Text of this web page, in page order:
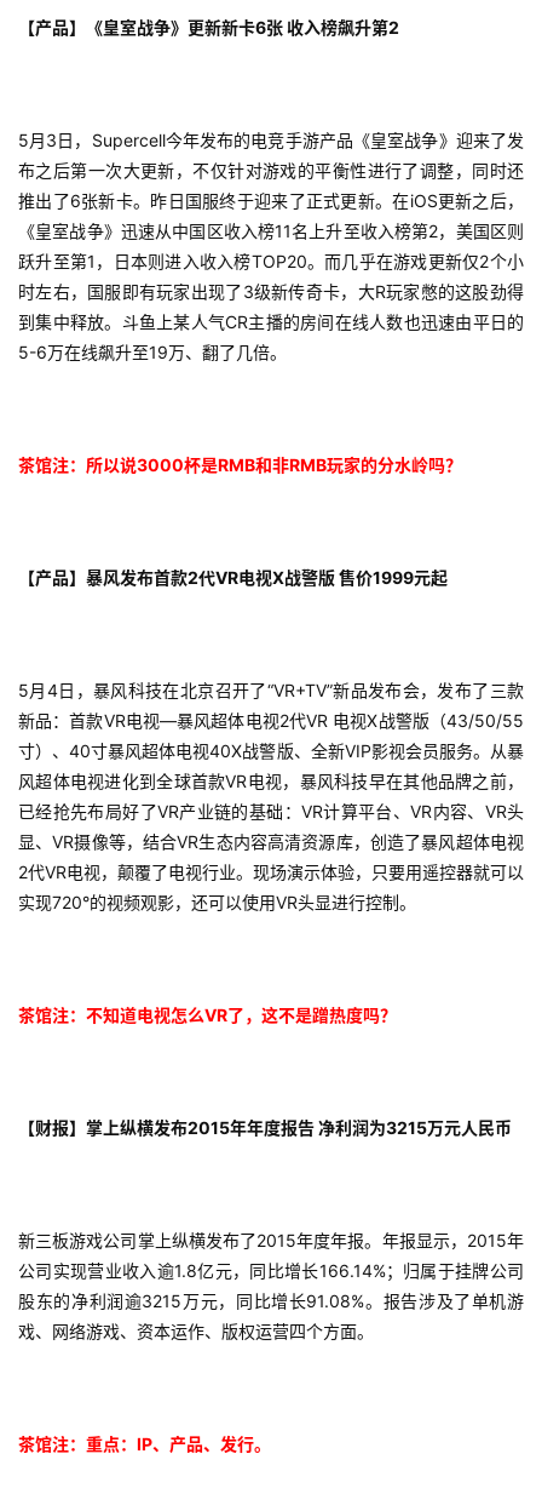
十
茶
奖
7
月
日
会
上
海
站
中
中
国
【产品】《皇室战争》更新新卡6张 收入榜飙升第2
5月3日，Supercell今年发布的电竞手游产品《皇室战争》迎来了发
布之后第一次大更新，不仅针对游戏的平衡性进行了调整，同时还
推出了6张新卡。昨日国服终于迎来了正式更新。在iOS更新之后，
《皇室战争》迅速从中国区收入榜11名上升至收入榜第2，美国区则
跃升至第1，日本则进入收入榜TOP20。而几乎在游戏更新仅2个小
时左右，国服即有玩家出现了3级新传奇卡，大R玩家憋的这股劲得
到集中释放。斗鱼上某人气CR主播的房间在线人数也迅速由平日的
5-6万在线飙升至19万、翻了几倍。
茶馆注：所以说3000杯是RMB和非RMB玩家的分水岭吗？
【产品】暴风发布首款2代VR电视X战警版 售价1999元起
5月4日，暴风科技在北京召开了“VR+TV”新品发布会，发布了三款
新品：首款VR电视—暴风超体电视2代VR 电视X战警版（43/50/55
寸）、40寸暴风超体电视40X战警版、全新VIP影视会员服务。从暴
风超体电视进化到全球首款VR电视，暴风科技早在其他品牌之前，
已经抢先布局好了VR产业链的基础：VR计算平台、VR内容、VR头
显、VR摄像等，结合VR生态内容高清资源库，创造了暴风超体电视
2代VR电视，颠覆了电视行业。现场演示体验，只要用遥控器就可以
实现720°的视频观影，还可以使用VR头显进行控制。
茶馆注：不知道电视怎么VR了，这不是蹭热度吗？
【财报】掌上纵横发布2015年年度报告 净利润为3215万元人民币
新三板游戏公司掌上纵横发布了2015年度年报。年报显示，2015年
公司实现营业收入逾1.8亿元，同比增长166.14%；归属于挂牌公司
股东的净利润逾3215万元，同比增长91.08%。报告涉及了单机游
戏、网络游戏、资本运作、版权运营四个方面。
茶馆注：重点：IP、产品、发行。